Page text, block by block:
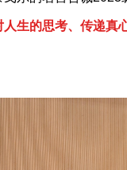
人生的思考、传递